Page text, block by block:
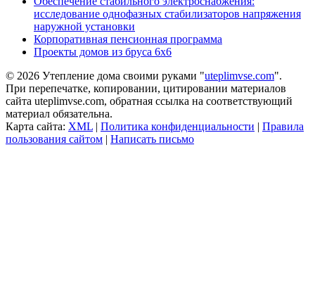
исследование однофазных стабилизаторов напряжения
наружной установки
Корпоративная пенсионная программа
Проекты домов из бруса 6х6
© 2026 Утепление дома своими руками "uteplimvse.com".
При перепечатке, копировании, цитировании материалов
сайта uteplimvse.com, обратная ссылка на соответствующий
материал обязательна.
Карта сайта: XML | Политика конфиденциальности | Правила
пользования сайтом | Написать письмо